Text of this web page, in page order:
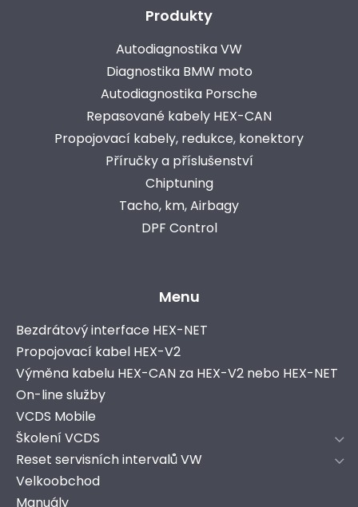
Produkty
Autodiagnostika VW
Diagnostika BMW moto
Autodiagnostika Porsche
Repasované kabely HEX-CAN
Propojovací kabely, redukce, konektory
Příručky a příslušenství
Chiptuning
Tacho, km, Airbagy
DPF Control
Menu
Bezdrátový interface HEX-NET
Propojovací kabel HEX-V2
Výměna kabelu HEX-CAN za HEX-V2 nebo HEX-NET
On-line služby
VCDS Mobile
Školení VCDS
Reset servisních intervalů VW
Velkoobchod
Manuály